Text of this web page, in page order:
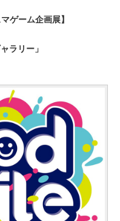
ゲーム企画展】
ラリー」